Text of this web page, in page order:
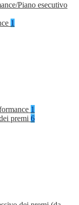
Piano esecutivo
1
1
premi 6